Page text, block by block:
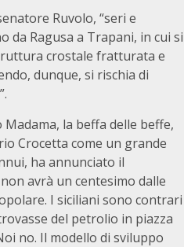
Ruvolo, “seri e
da Ragusa a Trapani, in cui si
crostale fratturata e
dunque, si rischia di
la beffa delle beffe,
Crocetta come un grande
ha annunciato il
avrà un centesimo dalle
I siciliani sono contrari
del petrolio in piazza
no. Il modello di sviluppo